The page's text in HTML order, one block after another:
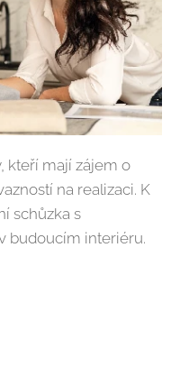
kteří mají zájem o
na realizaci. K
schůzka s
budoucím interiéru.